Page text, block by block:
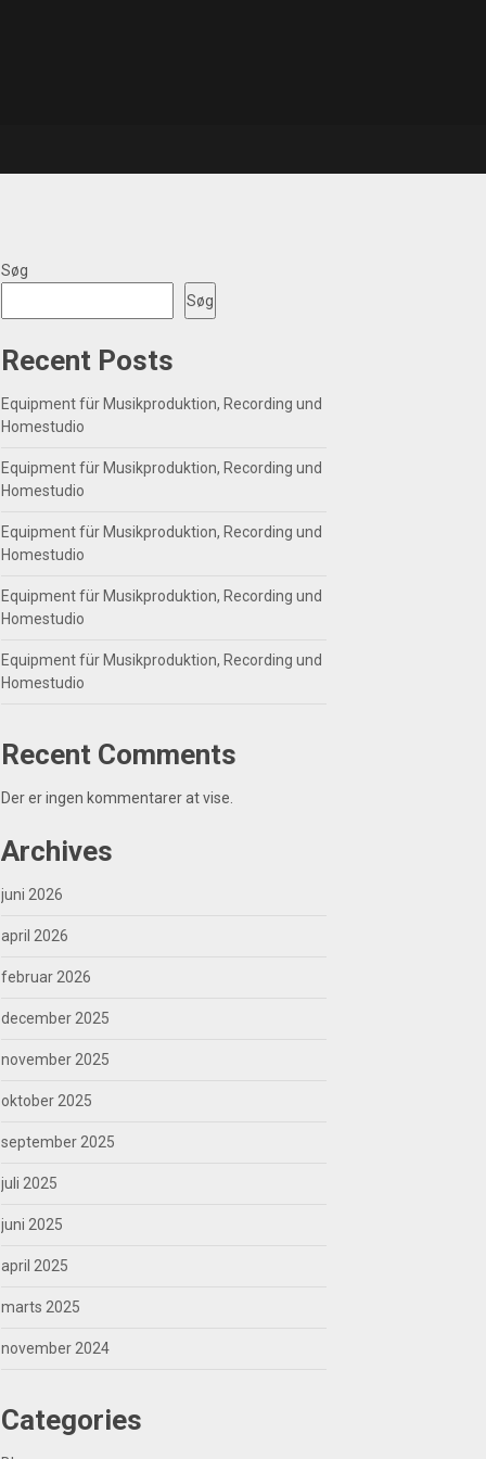
Søg
Søg
Recent Posts
Equipment für Musikproduktion, Recording und
Homestudio
Equipment für Musikproduktion, Recording und
Homestudio
Equipment für Musikproduktion, Recording und
Homestudio
Equipment für Musikproduktion, Recording und
Homestudio
Equipment für Musikproduktion, Recording und
Homestudio
Recent Comments
Der er ingen kommentarer at vise.
Archives
juni 2026
april 2026
februar 2026
december 2025
november 2025
oktober 2025
september 2025
juli 2025
juni 2025
april 2025
marts 2025
november 2024
Categories